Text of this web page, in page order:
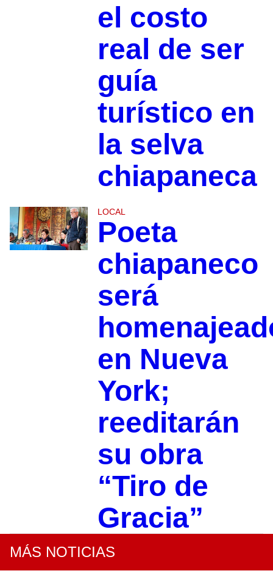
el costo
real de ser
guía
turístico en
la selva
chiapaneca
LOCAL
Poeta
chiapaneco
será
en Nueva
York;
reeditarán
su obra
“Tiro de
Gracia”
MÁS NOTICIAS